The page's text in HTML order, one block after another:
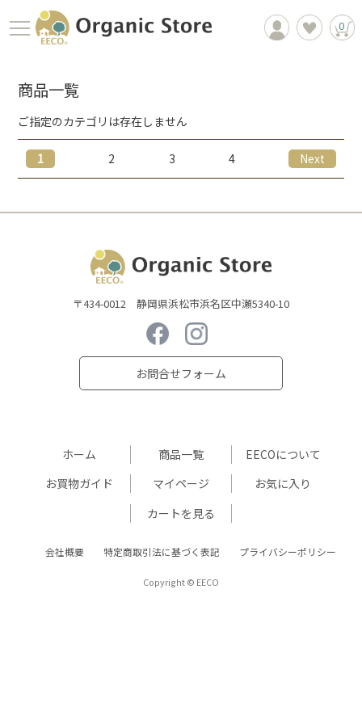
0
商品一覧
ご指定のカテゴリは存在しません
1 2 3 4 Next
EECOについて
〒434-0012 静岡県浜松市浜名区中瀬5340-10
お問合せフォーム
ホーム 商品一覧
EECOについて
お買物ガイド
マイページ
お気に入り
カートを見る
会社概要 特定商取引法に基づく表記 プライバシーポリシー
Copyright © EECO